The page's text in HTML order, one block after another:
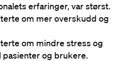
erfaringer, var størst.
om mer overskudd og
om mindre stress og
og brukere.